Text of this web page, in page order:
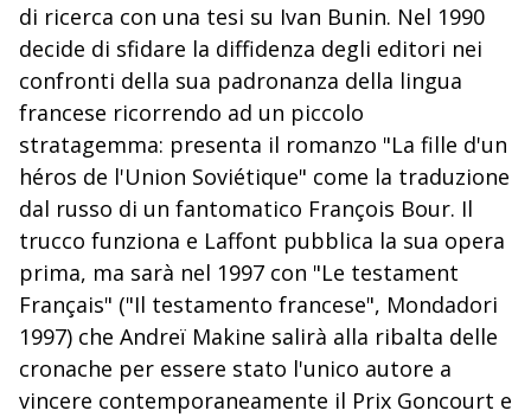
di ricerca con una tesi su Ivan Bunin. Nel 1990
decide di sfidare la diffidenza degli editori nei
confronti della sua padronanza della lingua
francese ricorrendo ad un piccolo
stratagemma: presenta il romanzo "La fille d'un
héros de l'Union Soviétique" come la traduzione
dal russo di un fantomatico François Bour. Il
trucco funziona e Laffont pubblica la sua opera
prima, ma sarà nel 1997 con "Le testament
Français" ("Il testamento francese", Mondadori
1997) che Andreï Makine salirà alla ribalta delle
cronache per essere stato l'unico autore a
vincere contemporaneamente il Prix Goncourt e